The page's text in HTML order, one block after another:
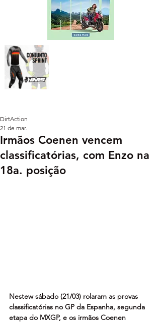
Irmãos Coenen vencem
classificatórias, com Enzo na
18a. posição
DirtAction
21 de mar.
Nestew sábado (21/03) rolaram as provas
classificatórias no GP da Espanha, segunda
etapa do MXGP, e os irmãos Coenen